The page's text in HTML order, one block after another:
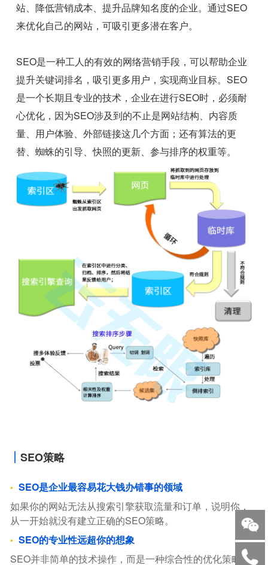
站、降低营销成本、提升品牌知名度的企业。通过SEO
来优化自己的网站，可吸引更多潜在客户。
SEO是一种工人的有效的网络营销手段，可以帮助企业
提升关键词排名，吸引更多用户，实现商业目标。SEO
是一个长期且专业的技术，企业在进行SEO时，必须耐
心优化，因为SEO涉及到的不止是网站结构、内容质
量、用户体验、外部链接这几个方面；还有算法的更
替、蜘蛛的引导、快照的更新、参与排序的权重等。
SEO策略
SEO是企业最容易花大钱办错事的领域
如果你的网站无法从搜索引擎获取流量和订单，说明你，
从一开始就没有建立正确的SEO策略。
SEO的专业性远超你的想象
SEO并非简单的技术操作，而是一种综合性的优化策略。